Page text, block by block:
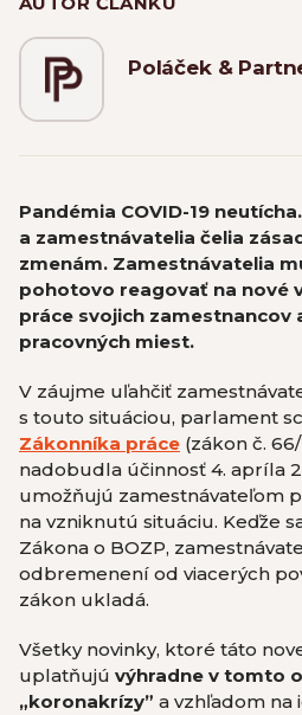
Poláček &
Pandémia COVID-19
a zamestnávatelia čelia
zmenám. Zamestnávatelia
pohotovo reagovať na nové
práce svojich zamestnancov
pracovných miest.
V záujme uľahčiť
s touto situáciou, parlament
Zákonníka práce (zákon č.
nadobudla účinnosť 4. apríla
umožňujú zamestnávateľom
na vzniknutú situáciu. Keďže
Zákona o BOZP,
odbremenení od viacerých
zákon ukladá.
Všetky novinky, ktoré táto
uplatňujú výhradne v tomto
„koronakrízy” a vzhľadom na